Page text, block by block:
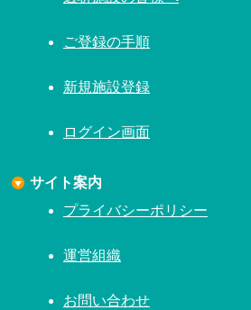
ご登録の手順
新規施設登録
ログイン画面
サイト案内
プライバシーポリシー
運営組織
お問い合わせ